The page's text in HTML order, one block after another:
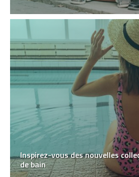
Inspirez-vous des nouvelles
de bain